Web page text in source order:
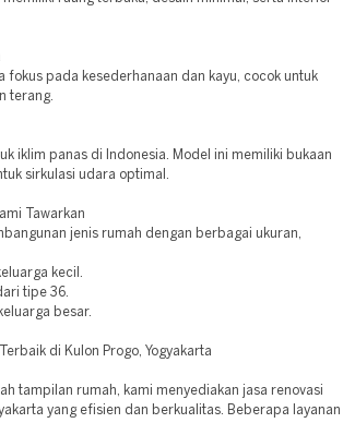
fokus pada kesederhanaan dan kayu, cocok untuk
terang.
iklim panas di Indonesia. Model ini memiliki bukaan
sirkulasi udara optimal.
Tawarkan
jenis rumah dengan berbagai ukuran,
kecil.
tipe 36.
besar.
di Kulon Progo, Yogyakarta
tampilan rumah, kami menyediakan jasa renovasi
yang efisien dan berkualitas. Beberapa layanan